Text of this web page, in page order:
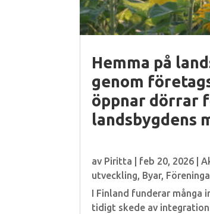
Hemma på
genom
öppnar dörrar
landsbygdens
av Piritta feb 20, 2026 |
utveckling, Byar,
I Finland funderar många
tidigt skede av